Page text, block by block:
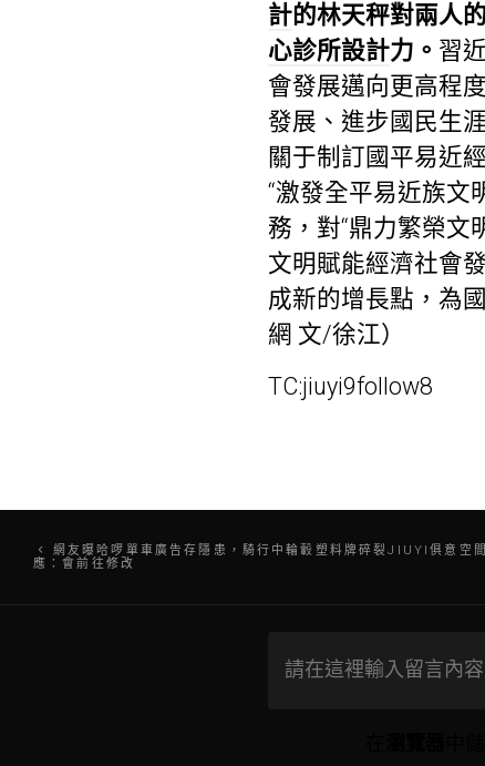
計的林天秤對兩人
心診所設計力。 習
會發展邁向更高程
發展、進步國民生
關于制訂國平易近
“激發全平易近族文
務，對“鼎力繁榮文
文明賦能經濟社會
成新的增長點，為
網 文/徐江）
TC:jiuyi9follow8
文網友曝哈啰單車廣告存隱患，騎行中輪轂塑料牌碎裂JIUYI俱意空
應：會前往修改